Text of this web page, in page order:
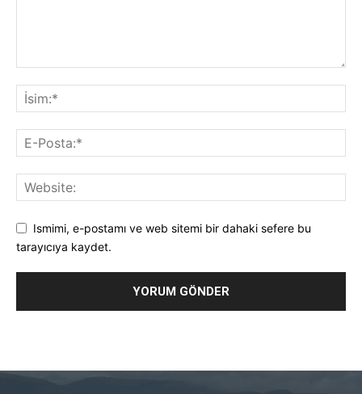
Ismimi, e-postamı ve web sitemi bir dahaki sefere bu
tarayıcıya kaydet.